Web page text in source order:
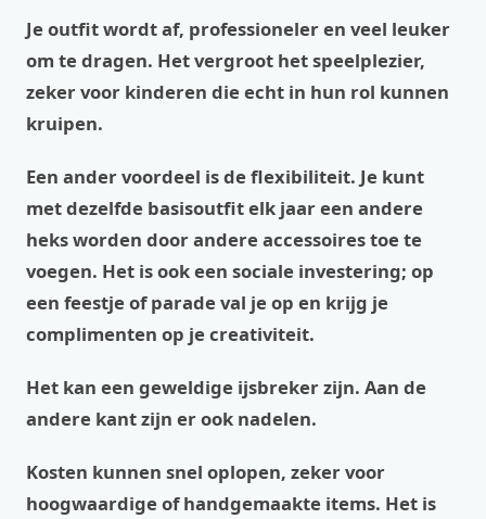
Je outfit wordt af, professioneler en veel leuker
om te dragen. Het vergroot het speelplezier,
zeker voor kinderen die echt in hun rol kunnen
kruipen.
Een ander voordeel is de flexibiliteit. Je kunt
met dezelfde basisoutfit elk jaar een andere
heks worden door andere accessoires toe te
voegen. Het is ook een sociale investering; op
een feestje of parade val je op en krijg je
complimenten op je creativiteit.
Het kan een geweldige ijsbreker zijn. Aan de
andere kant zijn er ook nadelen.
Kosten kunnen snel oplopen, zeker voor
hoogwaardige of handgemaakte items. Het is